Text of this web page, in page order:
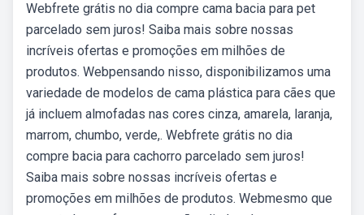
Webfrete grátis no dia compre cama bacia para pet
parcelado sem juros! Saiba mais sobre nossas
incríveis ofertas e promoções em milhões de
produtos. Webpensando nisso, disponibilizamos uma
variedade de modelos de cama plástica para cães que
já incluem almofadas nas cores cinza, amarela, laranja,
marrom, chumbo, verde,. Webfrete grátis no dia
compre bacia para cachorro parcelado sem juros!
Saiba mais sobre nossas incríveis ofertas e
promoções em milhões de produtos. Webmesmo que